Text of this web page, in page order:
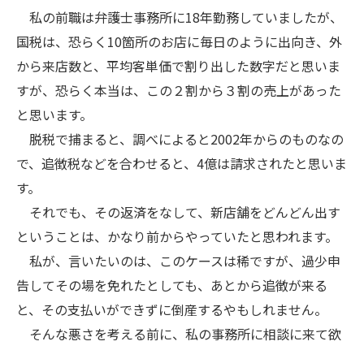
私の前職は弁護士事務所に18年勤務していましたが、
国税は、恐らく10箇所のお店に毎日のように出向き、外
から来店数と、平均客単価で割り出した数字だと思いま
すが、恐らく本当は、この２割から３割の売上があった
と思います。
脱税で捕まると、調べによると2002年からのものなの
で、追徴税などを合わせると、4億は請求されたと思いま
す。
それでも、その返済をなして、新店舗をどんどん出す
ということは、かなり前からやっていたと思われます。
私が、言いたいのは、このケースは稀ですが、過少申
告してその場を免れたとしても、あとから追徴が来る
と、その支払いができずに倒産するやもしれません。
そんな悪さを考える前に、私の事務所に相談に来て欲